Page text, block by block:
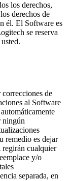
los derechos,
derechos de
él. El Software es
se reserva
de
al Software
ningún
remedio es dejar
cualquier
y/o
separada, en